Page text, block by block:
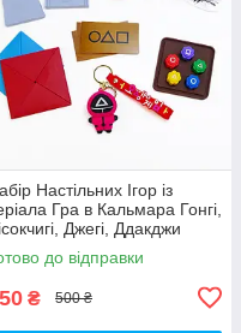
Настільних Ігор із
Гра в Кальмара Гонгі,
Джегі, Ддакджи
до відправки
₴ 500 ₴